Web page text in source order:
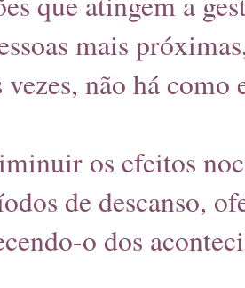
mais
não há como
os efeitos
de descanso,
o dos